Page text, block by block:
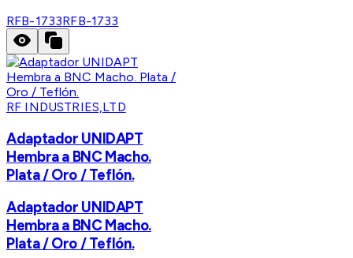
RFB-1733RFB-1733
RF INDUSTRIES,LTD
Adaptador UNIDAPT
Hembra a BNC Macho.
Plata / Oro / Teflón.
Adaptador UNIDAPT
Hembra a BNC Macho.
Plata / Oro / Teflón.